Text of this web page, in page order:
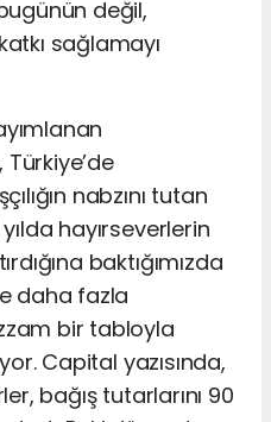
değil,
sağlamayı
nabzını tutan
hayırseverlerin
baktığımızda
daha fazla
bir tabloyla
Capital yazısında,
bağış tutarlarını 90